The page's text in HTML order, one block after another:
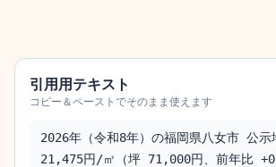
引用用テキスト
コピー＆ペーストでそのまま使えます
2026年（令和8年）の福岡県八女市 公示
21,475円/㎡（坪 71,000円、前年比